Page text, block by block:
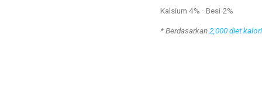
Kalsium 4% · Besi 2%
* Berdasarkan2,000 diet kalori